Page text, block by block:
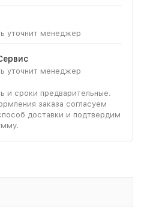
уточнит менеджер
уточнит менеджер
и сроки предварительные.
заказа согласуем
доставки и подтвердим